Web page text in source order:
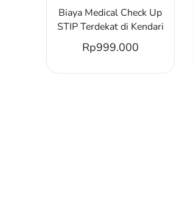
Biaya Medical Check Up
STIP Terdekat di Kendari
Rp999.000